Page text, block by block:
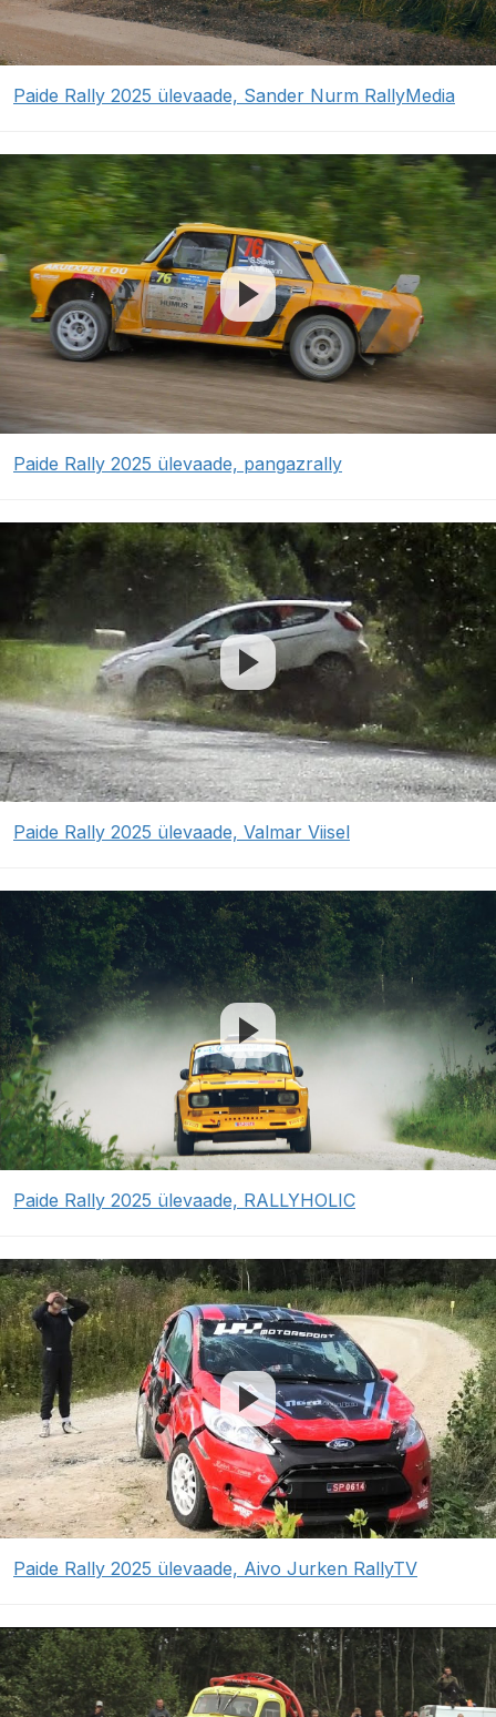
Paide Rally 2025 ülevaade, Sander Nurm RallyMedia
Paide Rally 2025 ülevaade, pangazrally
Paide Rally 2025 ülevaade, Valmar Viisel
Paide Rally 2025 ülevaade, RALLYHOLIC
Paide Rally 2025 ülevaade, Aivo Jurken RallyTV